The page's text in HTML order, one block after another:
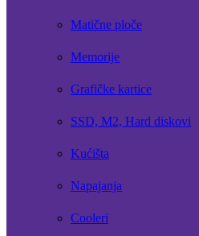
Matične ploče
Memorije
Grafičke kartice
SSD, M2, Hard diskovi
Kućišta
Napajanja
Cooleri